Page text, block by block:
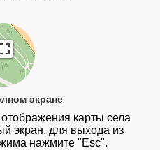
экране
отображения карты села
экран, для выхода из
нажмите "Esc".